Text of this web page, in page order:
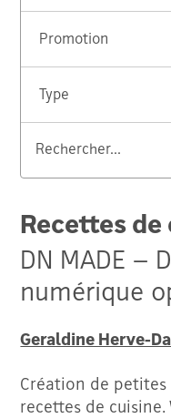
Recettes de
DN MADE –
numérique
Geraldine Herve-
Création de
recettes de